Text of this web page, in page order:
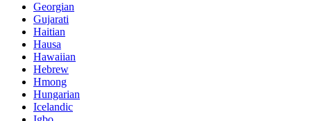
Georgian
Gujarati
Haitian
Hausa
Hawaiian
Hebrew
Hmong
Hungarian
Icelandic